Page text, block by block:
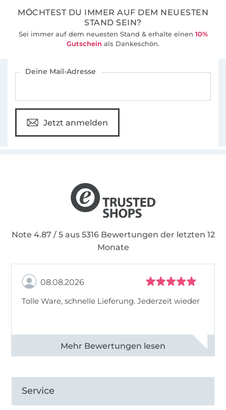
MÖCHTEST DU IMMER AUF DEM NEUESTEN
STAND SEIN?
Sei immer auf dem neuesten Stand & erhalte einen 10%
Gutschein als Dankeschön.
Deine Mail-Adresse
Jetzt anmelden
Note 4.87 / 5 aus 5316 Bewertungen der letzten 12
Monate
08.08.2026
Tolle Ware, schnelle Lieferung. Jederzeit wieder
Alle 83013 Bewertungen ansehen
Service